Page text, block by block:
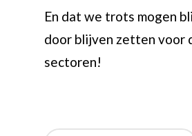
En dat we trots mogen
door blijven zetten voor
sectoren!